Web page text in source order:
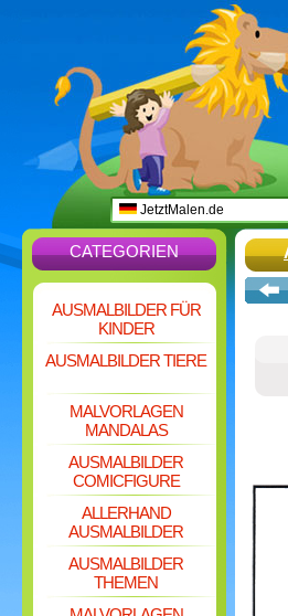
JetztMalen.de
CATEGORIEN
AUSMALBILDER FÜR
KINDER
AUSMALBILDER TIERE
MALVORLAGEN
MANDALAS
AUSMALBILDER
COMICFIGURE
ALLERHAND
AUSMALBILDER
AUSMALBILDER
THEMEN